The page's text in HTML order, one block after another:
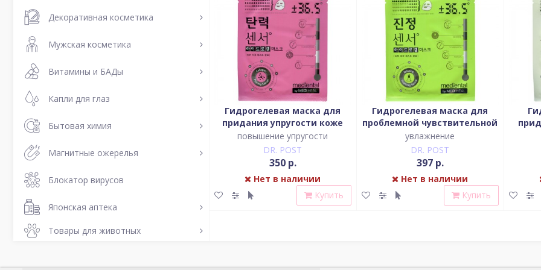
Декоративная косметика
Мужская косметика
Витамины и БАДы
Капли для глаз
Бытовая химия
Магнитные ожерелья
Блокатор вирусов
Японская аптека
Товары для животных
Гидрогелевая маска для
придания упругости коже
лица
повышение упругости
DR. POST
350 р.
Нет в наличии
Купить
Гидрогелевая маска для
проблемной чувствительной
кожи лица
увлажнение
DR. POST
397 р.
Нет в наличии
Купить